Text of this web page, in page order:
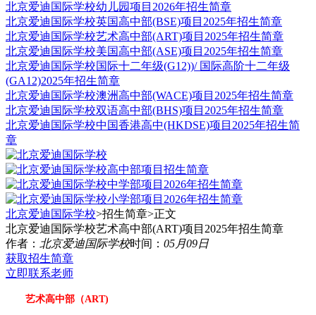
北京爱迪国际学校幼儿园项目2026年招生简章
北京爱迪国际学校英国高中部(BSE)项目2025年招生简章
北京爱迪国际学校艺术高中部(ART)项目2025年招生简章
北京爱迪国际学校美国高中部(ASE)项目2025年招生简章
北京爱迪国际学校国际十二年级(G12))/ 国际高阶十二年级
(GA12)2025年招生简章
北京爱迪国际学校澳洲高中部(WACE)项目2025年招生简章
北京爱迪国际学校双语高中部(BHS)项目2025年招生简章
北京爱迪国际学校中国香港高中(HKDSE)项目2025年招生简
章
北京爱迪国际学校>招生简章>正文
北京爱迪国际学校艺术高中部(ART)项目2025年招生简章
作者： 北京爱迪国际学校时间： 05月09日
获取招生简章
立即联系老师
艺术高中部（ART)